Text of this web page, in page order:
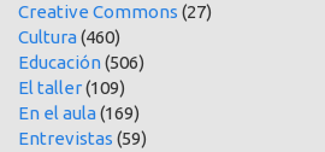
Creative Commons (27)
Cultura(460)
Educación(506)
El taller(109)
En el aula(169)
Entrevistas (59)